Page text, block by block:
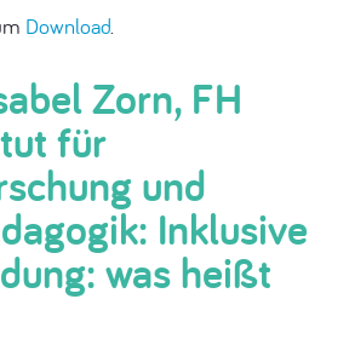
Download.
Zorn, FH
für
und
Inklusive
was heißt